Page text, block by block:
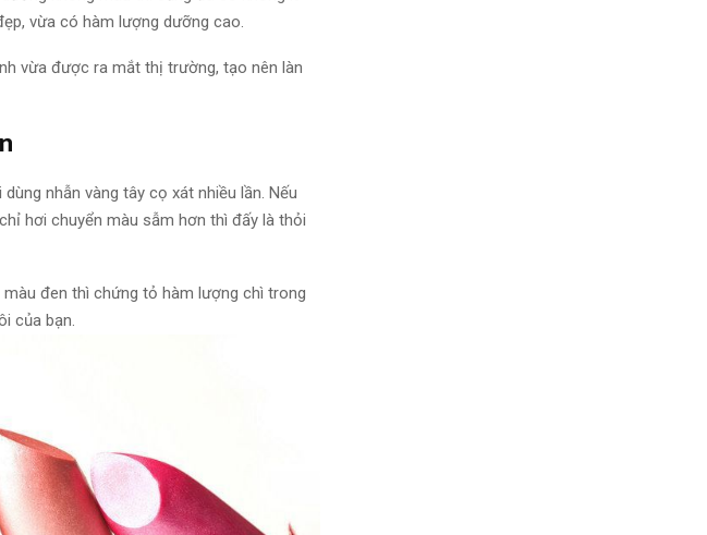
vừa có hàm lượng dưỡng cao.
vừa được ra mắt thị trường, tạo nên làn
dùng nhẫn vàng tây cọ xát nhiều lần. Nếu
hơi chuyển màu sẫm hơn thì đấy là thỏi
màu đen thì chứng tỏ hàm lượng chì trong
của bạn.